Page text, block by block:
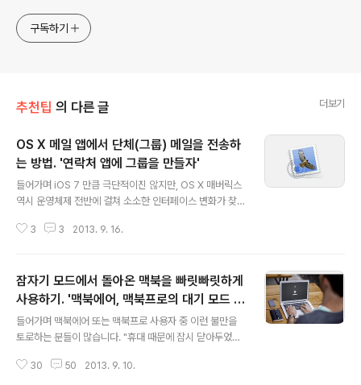
구독하기
추천팁 의 다른 글 더보기
OS X 메일 앱에서 단체(그룹) 메일을 전송하
는 방법. '연락처 앱에 그룹을 만들자'
들어가며 iOS 7 만큼 극단적이진 않지만, OS X 매버릭스
역시 운영체제 전반에 걸쳐 소소한 인터페이스 변화가 찾
경우도 있고, 또 가죽이나 종이 질감 같은 스큐어모피즘 요
의 메일 앱은 기존과 차이점이 거의 없는 등 이런 변화의 물
결에서 살짝 비켜간 모습입니다.그런데 메일에도 한 가지
반가운 기능이 새로 추가되었습니다. OS X 매버릭스에 탑
재된 메일 앱은 연락처(구 주소록) 앱을 살며시 품고 있습
사람의 이름이 기억나지 않으면 주소패널을 띄우거나 연락
3 3 2013. 9. 16.
잠자기 모드에서 돌아온 맥북을 빠릿빠릿하게
사용하기. '맥북에어, 맥북프로의 대기 모드 특
성 변경'
들어가며 맥북에어 또는 맥북프로 사용자 중 이런 불만을
토로하는 분들이 많습니다. "휴대 때문에 잠시 닫아두었던
을 열었을 때 LCD 화면에 로그인 화면이나 데스크톱 화면
30 50 2013. 9. 10.